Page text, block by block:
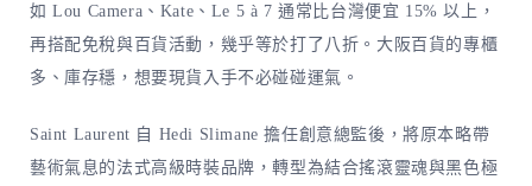
如 Lou Camera、Kate、Le 5 à 7 通常比台灣便宜 15% 以上，
再搭配免稅與百貨活動，幾乎等於打了八折。大阪百貨的專櫃
多、庫存穩，想要現貨入手不必碰碰運氣。
Saint Laurent 自 Hedi Slimane 擔任創意總監後，將原本略帶
藝術氣息的法式高級時裝品牌，轉型為結合搖滾靈魂與黑色極